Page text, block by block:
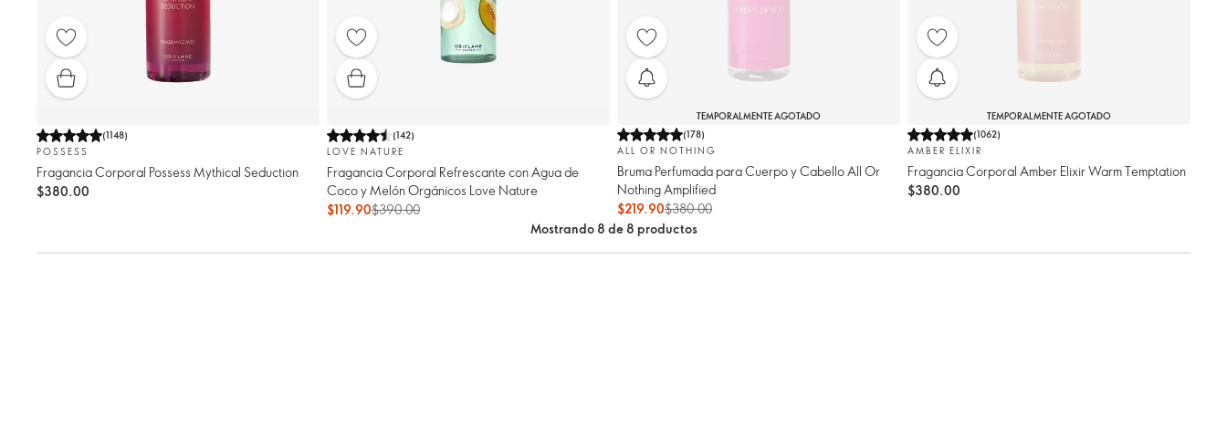
(1148)
POSSESS
Fragancia Corporal Possess Mythical Seduction
$380.00
(142)
LOVE NATURE
Fragancia Corporal Refrescante con Agua de
Coco y Melón Orgánicos Love Nature
$119.90$390.00
TEMPORALMENTE AGOTADO
(178)
ALL OR NOTHING
Bruma Perfumada para Cuerpo y Cabello All Or
Nothing Amplified
$219.90$380.00
TEMPORALMENTE AGOTADO
(1062)
AMBER ELIXIR
Fragancia Corporal Amber Elixir Warm Temptation
$380.00
Mostrando 8 de 8 productos